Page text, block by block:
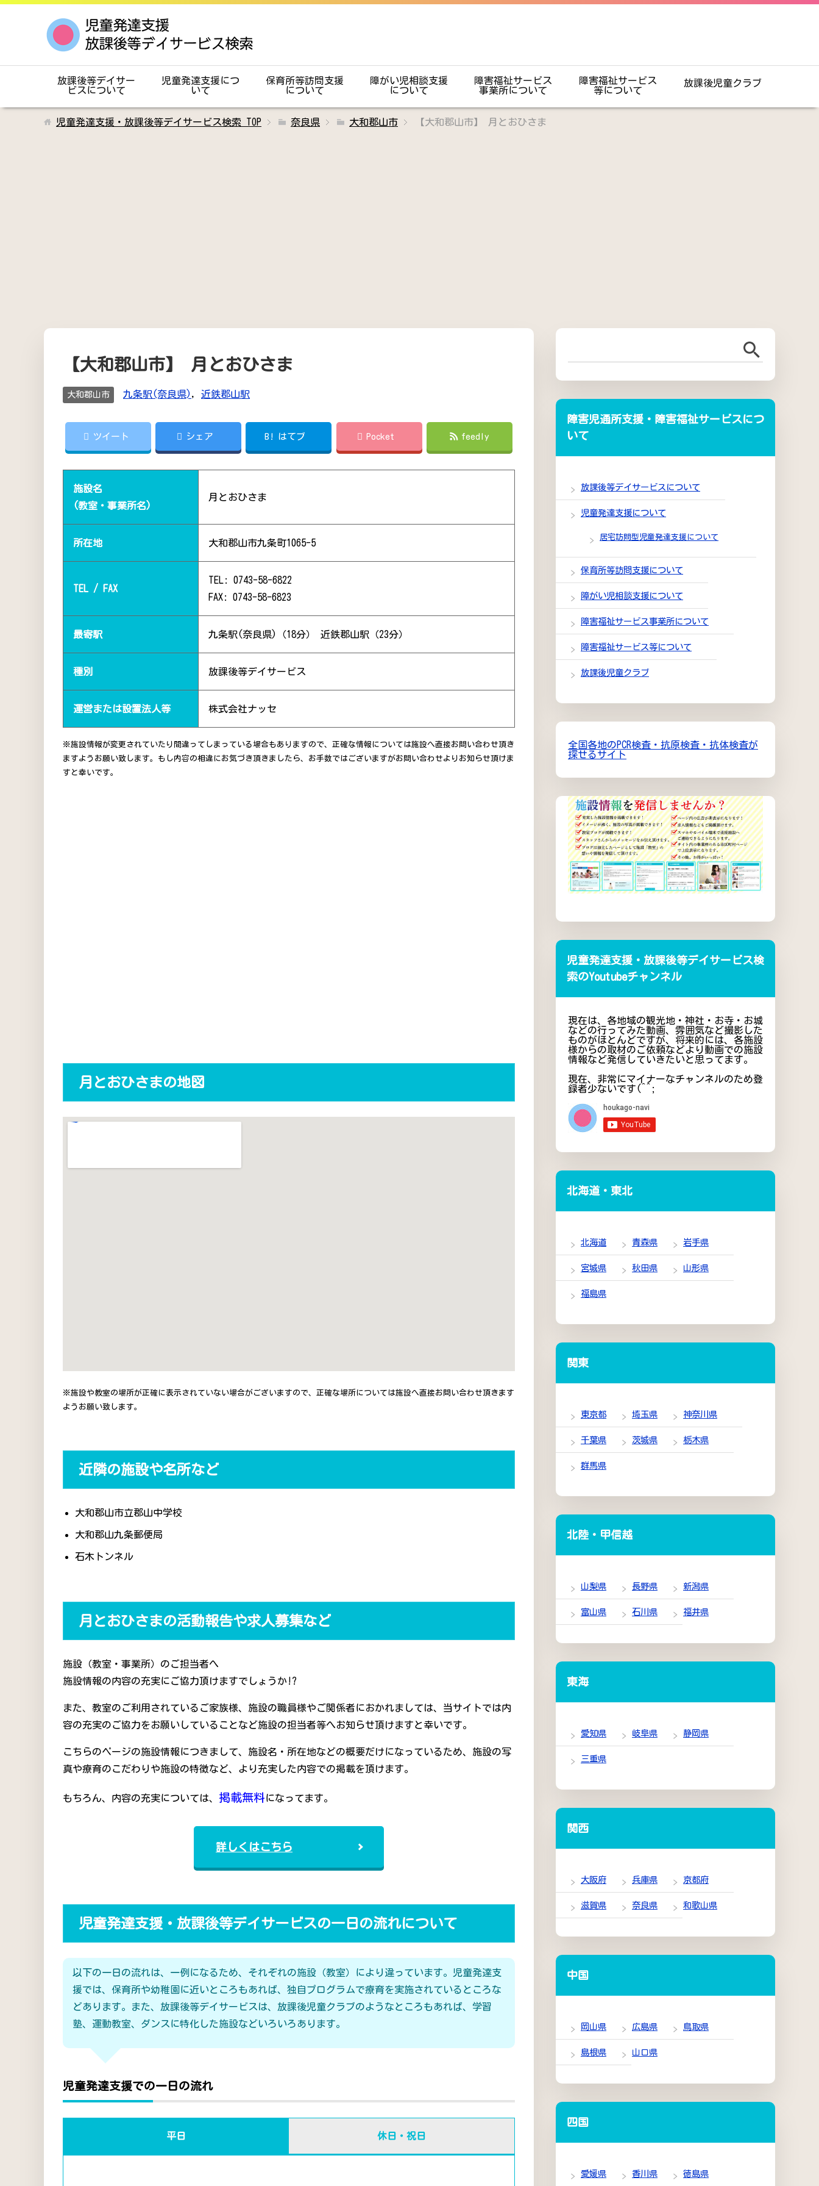
放課後等デイサー
ビスについて
児童発達支援につ
いて
保育所等訪問支援
について
障がい児相談支援
について
障害福祉サービス
事業所について
障害福祉サービス
等について
放課後児童クラブ
児童発達支援・放課後等デイサービス検索 TOP 奈良県 大和郡山市 【大和郡山市】 月とおひさま
【大和郡山市】 月とおひさま
大和郡山市 九条駅(奈良県), 近鉄郡山駅
ツイート シェア B! はてブ Pocket feedly
施設名
(教室・事業所名)
月とおひさま
所在地 大和郡山市九条町1065-5
TEL / FAX
TEL: 0743-58-6822
FAX: 0743-58-6823
最寄駅 九条駅(奈良県)（18分） 近鉄郡山駅（23分）
種別 放課後等デイサービス
運営または設置法人等 株式会社ナッセ
※施設情報が変更されていたり間違ってしまっている場合もありますので、正確な情報については施設へ直接お問い合わせ頂き
ますようお願い致します。もし内容の相違にお気づき頂きましたら、お手数ではございますがお問い合わせよりお知らせ頂けま
すと幸いです。
月とおひさまの地図
※施設や教室の場所が正確に表示されていない場合がございますので、正確な場所については施設へ直接お問い合わせ頂きます
ようお願い致します。
近隣の施設や名所など
大和郡山市立郡山中学校
大和郡山九条郵便局
石木トンネル
月とおひさまの活動報告や求人募集など
施設（教室・事業所）のご担当者へ
施設情報の内容の充実にご協力頂けますでしょうか!?
また、教室のご利用されているご家族様、施設の職員様やご関係者におかれましては、当サイトでは内
容の充実のご協力をお願いしていることなど施設の担当者等へお知らせ頂けますと幸いです。
こちらのページの施設情報につきまして、施設名・所在地などの概要だけになっているため、施設の写
真や療育のこだわりや施設の特徴など、より充実した内容での掲載を頂けます。
もちろん、内容の充実については、 掲載無料になってます。
詳しくはこちら
児童発達支援・放課後等デイサービスの一日の流れについて
以下の一日の流れは、一例になるため、それぞれの施設（教室）により違っています。児童発達支
援では、保育所や幼稚園に近いところもあれば、独自プログラムで療育を実施されているところな
どあります。また、放課後等デイサービスは、放課後児童クラブのようなところもあれば、学習
塾、運動教室、ダンスに特化した施設などいろいろあります。
児童発達支援での一日の流れ
平日 休日・祝日
障害児通所支援・障害福祉サービスにつ
いて
放課後等デイサービスについて
児童発達支援について
居宅訪問型児童発達支援について
保育所等訪問支援について
障がい児相談支援について
障害福祉サービス事業所について
障害福祉サービス等について
放課後児童クラブ
全国各地のPCR検査・抗原検査・抗体検査が
探せるサイト
児童発達支援・放課後等デイサービス検
索のYoutubeチャンネル
現在は、各地域の観光地・神社・お寺・お城
などの行ってみた動画、雰囲気など撮影した
ものがほとんどですが、将来的には、各施設
様からの取材のご依頼などより動画での施設
情報など発信していきたいと思ってます。
現在、非常にマイナーなチャンネルのため登
録者少ないです(^^;
北海道・東北
北海道 青森県 岩手県
宮城県 秋田県 山形県
福島県
関東
東京都 埼玉県 神奈川県
千葉県 茨城県 栃木県
群馬県
北陸・甲信越
山梨県 長野県 新潟県
富山県 石川県 福井県
東海
愛知県 岐阜県 静岡県
三重県
関西
大阪府 兵庫県 京都府
滋賀県 奈良県 和歌山県
中国
岡山県 広島県 鳥取県
島根県 山口県
四国
愛媛県 香川県 徳島県